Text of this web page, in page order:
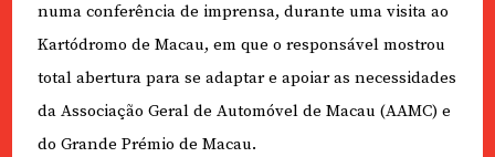
numa conferência de imprensa, durante uma visita ao
Kartódromo de Macau, em que o responsável mostrou
total abertura para se adaptar e apoiar as necessidades
da Associação Geral de Automóvel de Macau (AAMC) e
do Grande Prémio de Macau.